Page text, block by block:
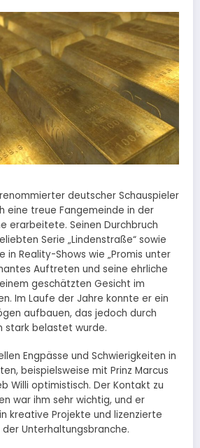
deutscher Schauspieler
eine treue Fangemeinde in der
erarbeitete. Seinen Durchbruch
Serie „Lindenstraße“ sowie
in Reality-Shows wie „Promis unter
Auftreten und seine ehrliche
geschätzten Gesicht im
Im Laufe der Jahre konnte er ein
aufbauen, das jedoch durch
stark belastet wurde.
Engpässe und Schwierigkeiten in
beispielsweise mit Prinz Marcus
Willi optimistisch. Der Kontakt zu
war ihm sehr wichtig, und er
kreative Projekte und lizenzierte
Unterhaltungsbranche.